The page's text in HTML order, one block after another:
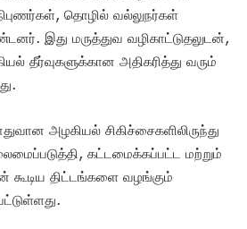
தொழில் வல்லுநர்கள்
இது மருத்துவ வழிகாட்டுதலுடன்,
தீர்வுகளுக்கான அதிகரித்து வரும்
அழகியல் சிகிச்சைகளிலிருந்து
கட்டமைக்கப்பட்ட மற்றும்
கூடிய திட்டங்களை வழங்கும்